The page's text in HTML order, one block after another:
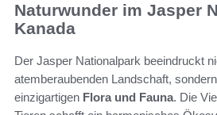
Naturwunder im Jasper
Kanada
Der Jasper Nationalpark beeindruckt
atemberaubenden Landschaft,
einzigartigen Flora und Fauna. Die